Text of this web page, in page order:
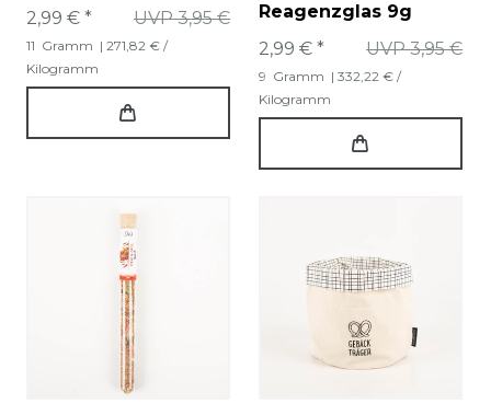
UVP 3,95 €
2,99 € *
11 Gramm | 271,82 € /
Kilogramm
Reagenzglas 9g
UVP 3,95 €
2,99 € *
9 Gramm | 332,22 € /
Kilogramm